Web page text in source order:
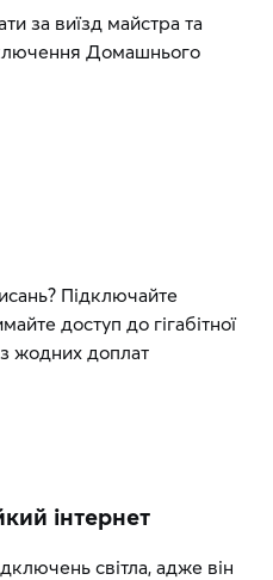
за виїзд майстра та
Домашнього
Підключайте
доступ до гігабітної
жодних доплат
інтернет
світла, адже він